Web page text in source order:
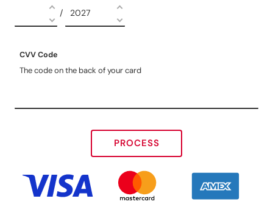
/
CVV Code
The code on the back of your card
PROCESS